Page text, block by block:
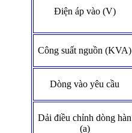
Điện áp vào (V)
Công suất nguồn (KVA)
Dòng vào yêu cầu
Dải điều chỉnh dòng hàn
(a)